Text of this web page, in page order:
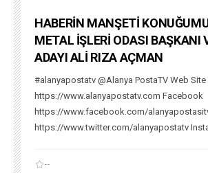
HABERİN MANŞETİ
METAL İŞLERİ ODASI BAŞKANI
ADAYI ALİ RIZA AÇMAN
#alanyapostatv @Alanya PostaTV Web Site
https://www.alanyapostatv.com Facebook
https://www.facebook.com/
https://www.twitter.com/alanyapostatv
--